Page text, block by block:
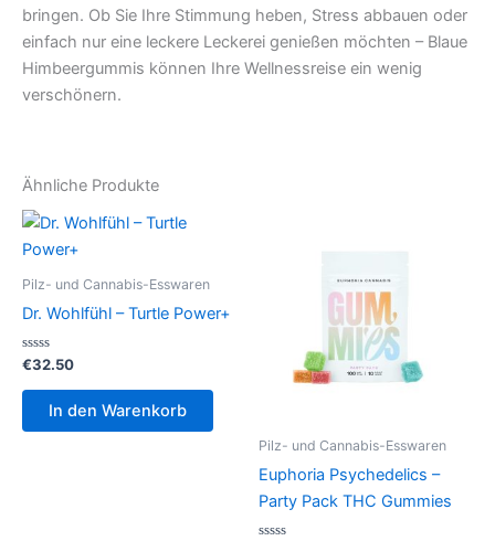
bringen. Ob Sie Ihre Stimmung heben, Stress abbauen oder
einfach nur eine leckere Leckerei genießen möchten – Blaue
Himbeergummis können Ihre Wellnessreise ein wenig
verschönern.
Ähnliche Produkte
Pilz- und Cannabis-Esswaren
Dr. Wohlfühl – Turtle Power+
Bewertet
0
€32.50
In den Warenkorb
Pilz- und Cannabis-Esswaren
Euphoria Psychedelics –
Party Pack THC Gummies